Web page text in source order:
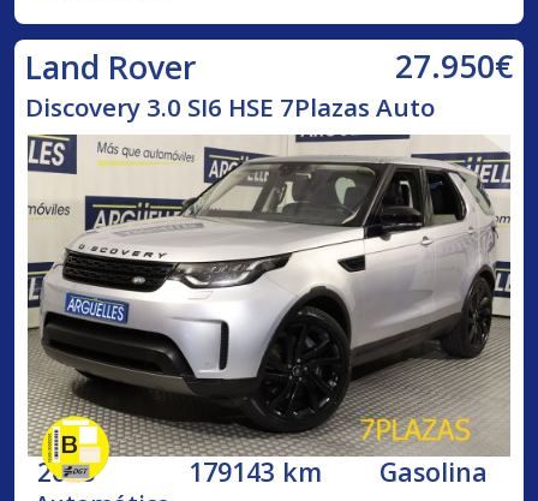
Land Rover 27.950€
Discovery 3.0 SI6 HSE 7Plazas Auto
2018 179143 km Gasolina